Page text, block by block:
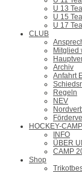
U 13
U 15
U 17
CLUB
Mitglied
Archiv
Anfahrt
Regeln
NEV
HOCKEY-CAMP
INFO
ÜBER
CAMP
Shop